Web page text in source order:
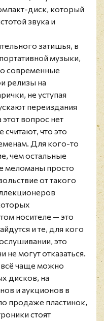
диск, который
звука и
затишья, в
музыки,
современные
релизы на
не уступая
переиздания
вопрос нет
что это
Для кого-то
чем остальные
меломаны просто
от такого
носителе — это
и те, для кого
это
не могут отказаться.
чаще можно
дисков, на
и аукционов в
продаже пластинок,
стоят